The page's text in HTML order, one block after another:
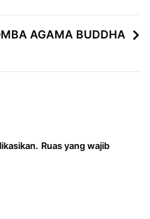
AGAMA BUDDHA
Ruas yang wajib